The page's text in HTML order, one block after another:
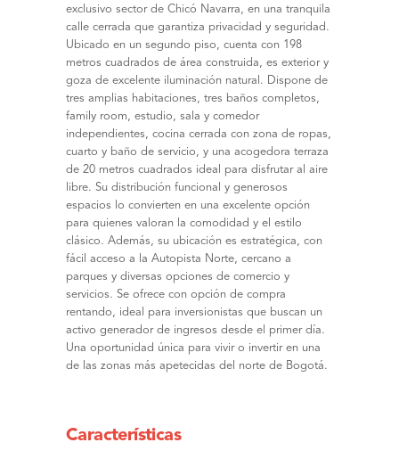
exclusivo sector de Chicó Navarra, en una tranquila
calle cerrada que garantiza privacidad y seguridad.
Ubicado en un segundo piso, cuenta con 198
metros cuadrados de área construida, es exterior y
goza de excelente iluminación natural. Dispone de
tres amplias habitaciones, tres baños completos,
family room, estudio, sala y comedor
independientes, cocina cerrada con zona de ropas,
cuarto y baño de servicio, y una acogedora terraza
de 20 metros cuadrados ideal para disfrutar al aire
libre. Su distribución funcional y generosos
espacios lo convierten en una excelente opción
para quienes valoran la comodidad y el estilo
clásico. Además, su ubicación es estratégica, con
fácil acceso a la Autopista Norte, cercano a
parques y diversas opciones de comercio y
servicios. Se ofrece con opción de compra
rentando, ideal para inversionistas que buscan un
activo generador de ingresos desde el primer día.
Una oportunidad única para vivir o invertir en una
de las zonas más apetecidas del norte de Bogotá.
Características